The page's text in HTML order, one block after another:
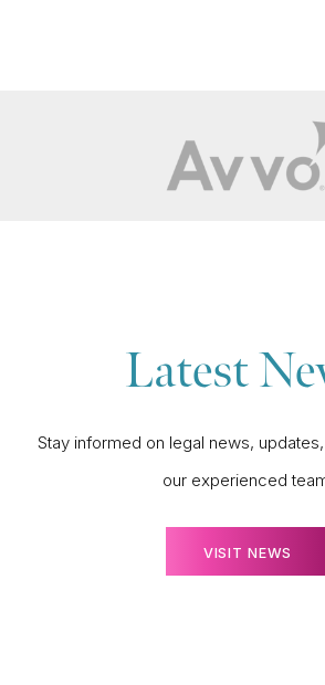
Latest
Stay informed on legal news,
our experienced
VISIT NEWS